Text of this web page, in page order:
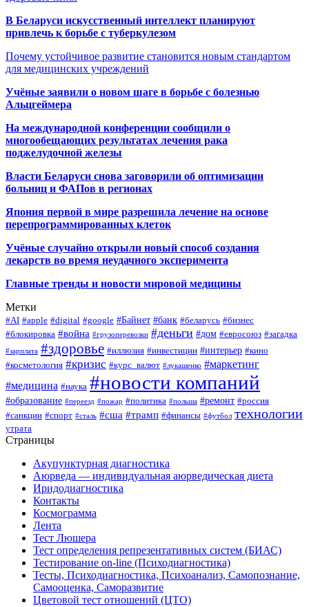
В Беларуси искусственный интеллект планируют
привлечь к борьбе с туберкулезом
Почему устойчивое развитие становится новым стандартом
для медицинских учреждений
Учёные заявили о новом шаге в борьбе с болезнью
Альцгеймера
На международной конференции сообщили о
многообещающих результатах лечения рака
поджелудочной железы
Власти Беларуси снова заговорили об оптимизации
больниц и ФАПов в регионах
Япония первой в мире разрешила лечение на основе
перепрограммированных клеток
Учёные случайно открыли новый способ создания
лекарств во время неудачного эксперимента
Главные тренды и новости мировой медицины
Метки
#AI #apple #digital #google #Байнет #банк #беларусь #бизнес
#блокировка #война #грузоперевозки #деньги #дом #евросоюз #загадка
#зарплата #здоровье #иллюзия #инвестиции #интерьер #кино
#косметология #кризис #курс_валют #лукашенко #маркетинг
#медицина #наука #новости компаний
#образование #переезд #пожар #политика #польша #ремонт #россия
#санкции #спорт #сталь #сша #трамп #финансы #футбол технологии
утрата
Страницы
Акупунктурная диагностика
Аюрведа — индивидуальная аюрведическая диета
Иридодиагностика
Контакты
Космограмма
Лента
Тест Люшера
Тест определения репрезентативных систем (БИАС)
Тестирование on-line (Психодиагностика)
Тесты, Психодиагностика, Психоанализ, Самопознание,
Самооценка, Саморазвитие
Цветовой тест отношений (ЦТО)